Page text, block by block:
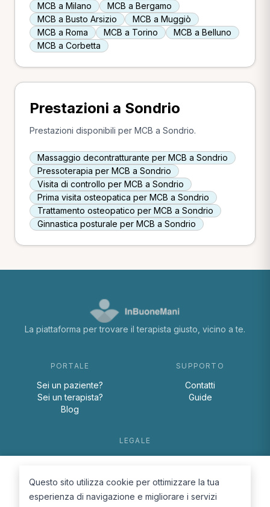
MCB a Milano
MCB a Bergamo
MCB a Busto Arsizio
MCB a Muggiò
MCB a Roma
MCB a Torino
MCB a Belluno
MCB a Corbetta
Prestazioni a Sondrio
Prestazioni disponibili per MCB a Sondrio.
Massaggio decontratturante per MCB a Sondrio
Pressoterapia per MCB a Sondrio
Visita di controllo per MCB a Sondrio
Prima visita osteopatica per MCB a Sondrio
Trattamento osteopatico per MCB a Sondrio
Ginnastica posturale per MCB a Sondrio
La piattaforma per trovare il terapista giusto, vicino a te.
PORTALE
Sei un paziente?
Sei un terapista?
Blog
SUPPORTO
Contatti
Guide
LEGALE
Cookie Policy
Questo sito utilizza cookie per ottimizzare la tua
esperienza di navigazione e migliorare i servizi